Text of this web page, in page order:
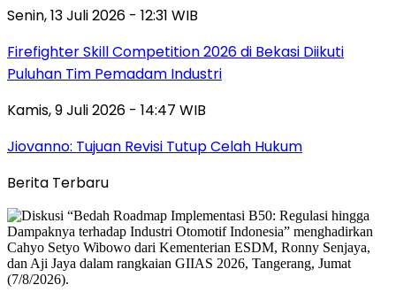
Senin, 13 Juli 2026 - 12:31 WIB
Firefighter Skill Competition 2026 di Bekasi Diikuti
Puluhan Tim Pemadam Industri
Kamis, 9 Juli 2026 - 14:47 WIB
Jiovanno: Tujuan Revisi Tutup Celah Hukum
Berita Terbaru